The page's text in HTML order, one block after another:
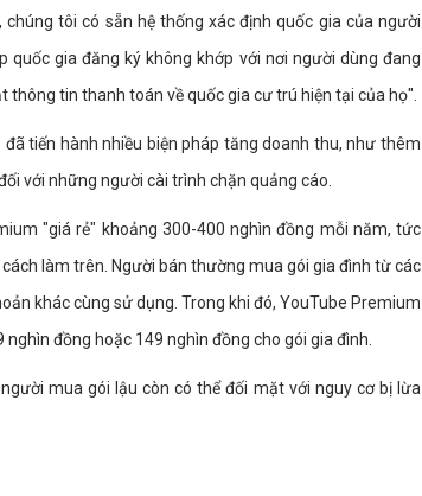
tôi có sẵn hệ thống xác định quốc gia của người
quốc gia đăng ký không khớp với nơi người dùng đang
tin thanh toán về quốc gia cư trú hiện tại của họ".
tiến hành nhiều biện pháp tăng doanh thu, như thêm
với những người cài trình chặn quảng cáo.
"giá rẻ" khoảng 300-400 nghìn đồng mỗi năm, tức
làm trên. Người bán thường mua gói gia đình từ các
khác cùng sử dụng. Trong khi đó, YouTube Premium
đồng hoặc 149 nghìn đồng cho gói gia đình.
mua gói lậu còn có thể đối mặt với nguy cơ bị lừa